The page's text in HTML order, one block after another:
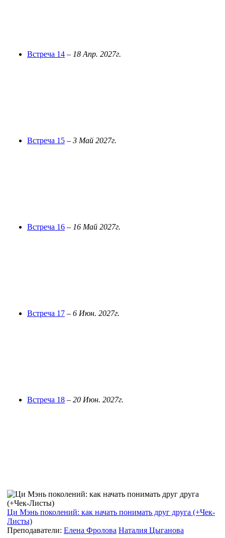
Встреча 14 – 18 Апр. 2027г.
Встреча 15 – 3 Май 2027г.
Встреча 16 – 16 Май 2027г.
Встреча 17 – 6 Июн. 2027г.
Встреча 18 – 20 Июн. 2027г.
Ци Мэнь поколений: как начать понимать друг друга (+Чек-
Листы)
Преподаватели: Елена Фролова Наталия Цыганова